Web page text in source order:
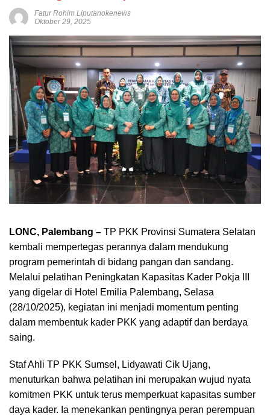
Fatur Rohim Liputanokenews
Oktober 29, 2025
LONC, Palembang – TP PKK Provinsi Sumatera Selatan
kembali mempertegas perannya dalam mendukung
program pemerintah di bidang pangan dan sandang.
Melalui pelatihan Peningkatan Kapasitas Kader Pokja III
yang digelar di Hotel Emilia Palembang, Selasa
(28/10/2025), kegiatan ini menjadi momentum penting
dalam membentuk kader PKK yang adaptif dan berdaya
saing.
Staf Ahli TP PKK Sumsel, Lidyawati Cik Ujang,
menuturkan bahwa pelatihan ini merupakan wujud nyata
komitmen PKK untuk terus memperkuat kapasitas sumber
daya kader. Ia menekankan pentingnya peran perempuan